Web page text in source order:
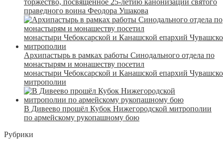
праведного воина Феодора Ушакова
Архипастырь в рамках работы Синодального отдела по
монастырям и монашеству посетил
монастыри Чебоксарской и Канашской епархий
митрополии
В Дивеево прошёл Кубок Нижегородской митрополии
по армейскому рукопашному бою
Рубрики